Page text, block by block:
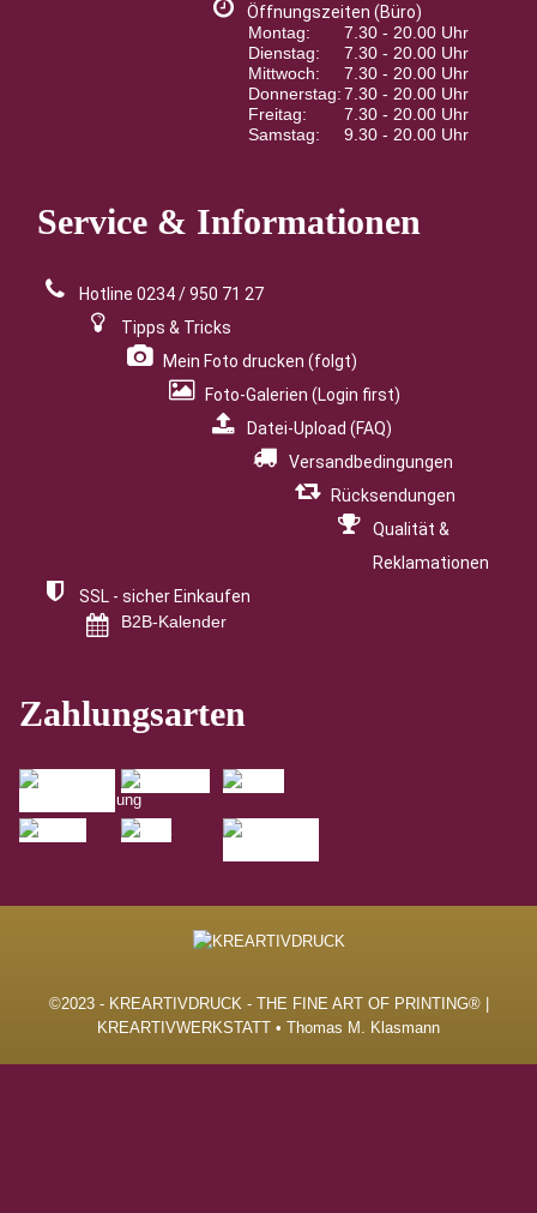
Öffnungszeiten (Büro)
Montag:
7.30 - 20.00 Uhr
Dienstag:
7.30 - 20.00 Uhr
Mittwoch:
7.30 - 20.00 Uhr
Donnerstag:7.30 - 20.00 Uhr
Freitag:
7.30 - 20.00 Uhr
Samstag:
9.30 - 20.00 Uhr
Service & Informationen
Hotline 0234 / 950 71 27
Tipps & Tricks
Mein Foto drucken (folgt)
Foto-Galerien (Login first)
Datei-Upload (FAQ)
Versandbedingungen
Rücksendungen
Qualität &
Reklamationen
SSL - sicher Einkaufen
B2B-Kalender
Zahlungsarten
©2023 - KREARTIVDRUCK - THE FINE ART OF PRINTING® |
KREARTIVWERKSTATT • Thomas M. Klasmann